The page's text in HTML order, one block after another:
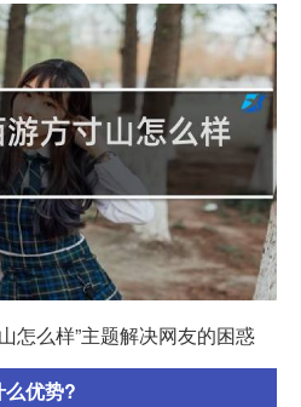
山怎么样”主题解决网友的困惑
么优势?